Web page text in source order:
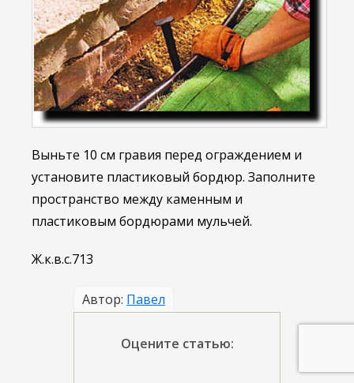
Выньте 10 см гравия перед ограждением и
установите пластиковый бордюр. Заполните
пространство между каменным и
пластиковым бордюрами мульчей.
Ж.к.в.с.713
Автор: Павел
Оцените статью: